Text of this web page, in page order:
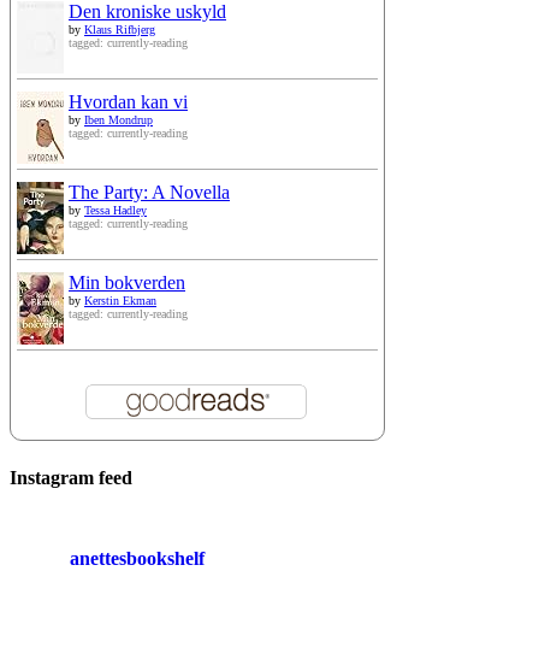
Den kroniske uskyld
by Klaus Rifbjerg
tagged: currently-reading
Hvordan kan vi
by Iben Mondrup
tagged: currently-reading
The Party: A Novella
by Tessa Hadley
tagged: currently-reading
Min bokverden
by Kerstin Ekman
tagged: currently-reading
Instagram feed
anettesbookshelf